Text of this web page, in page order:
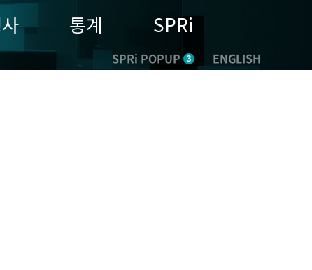
통계 SPRi
SPRi POPUP 3 ENGLISH